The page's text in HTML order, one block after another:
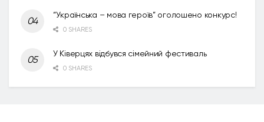
“Українська – мова героїв” оголошено конкурс!
0 SHARES
У Ківерцях відбувся сімейний фестиваль
0 SHARES